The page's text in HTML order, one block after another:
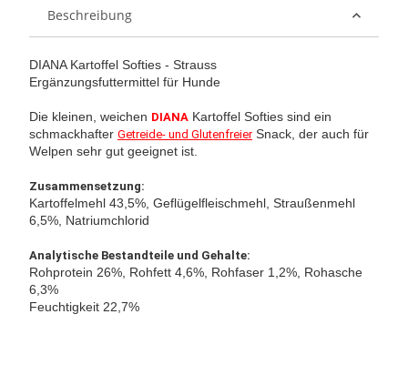
Beschreibung
DIANA Kartoffel Softies - Strauss
Ergänzungsfuttermittel für Hunde
Die kleinen, weichen DIANA Kartoffel Softies sind ein
schmackhafter Getreide- und Glutenfreier Snack, der auch für
Welpen sehr gut geeignet ist.
Zusammensetzung:
Kartoffelmehl 43,5%, Geflügelfleischmehl, Straußenmehl
6,5%, Natriumchlorid
Analytische Bestandteile und Gehalte:
Rohprotein 26%, Rohfett 4,6%, Rohfaser 1,2%, Rohasche
6,3%
Feuchtigkeit 22,7%